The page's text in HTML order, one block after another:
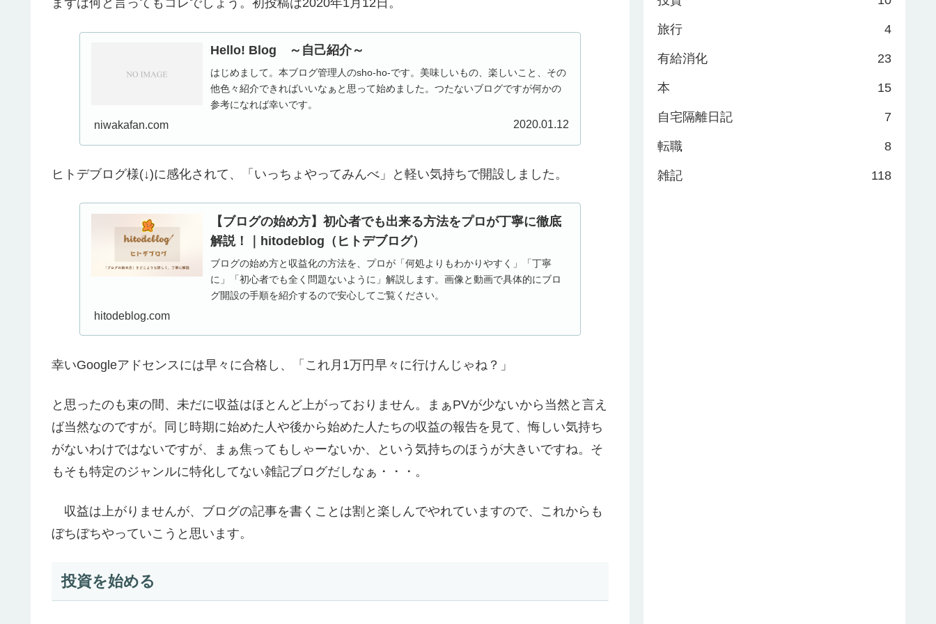
まずは何と言ってもコレでしょう。初投稿は2020年1月12日。
Hello! Blog ～自己紹介～
はじめまして。本ブログ管理人のsho-ho-です。美味しいもの、楽しいこと、その
他色々紹介できればいいなぁと思って始めました。つたないブログですが何かの
参考になれば幸いです。
niwakafan.com 2020.01.12
ヒトデブログ様(↓)に感化されて、「いっちょやってみんべ」と軽い気持ちで開設しました。
【ブログの始め方】初心者でも出来る方法をプロが丁寧に徹底
解説！｜hitodeblog（ヒトデブログ）
ブログの始め方と収益化の方法を、プロが「何処よりもわかりやすく」「丁寧
に」「初心者でも全く問題ないように」解説します。画像と動画で具体的にブロ
グ開設の手順を紹介するので安心してご覧ください。
hitodeblog.com
幸いGoogleアドセンスには早々に合格し、「これ月1万円早々に行けんじゃね？」
と思ったのも束の間、未だに収益はほとんど上がっておりません。まぁPVが少ないから当然と言え
ば当然なのですが。同じ時期に始めた人や後から始めた人たちの収益の報告を見て、悔しい気持ち
がないわけではないですが、まぁ焦ってもしゃーないか、という気持ちのほうが大きいですね。そ
もそも特定のジャンルに特化してない雑記ブログだしなぁ・・・。
収益は上がりませんが、ブログの記事を書くことは割と楽しんでやれていますので、これからも
ぼちぼちやっていこうと思います。
投資を始める
旅行 4
有給消化 23
本 15
自宅隔離日記 7
転職 8
雑記 118